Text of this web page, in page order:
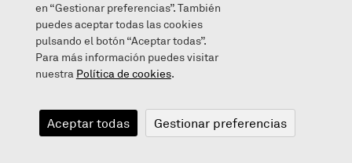
Bloga
en “Gestionar preferencias”. También
puedes aceptar todas las cookies
pulsando el botón “Aceptar todas”.
Para más información puedes visitar
nuestra Política de cookies.
Aceptar todas Gestionar preferencias